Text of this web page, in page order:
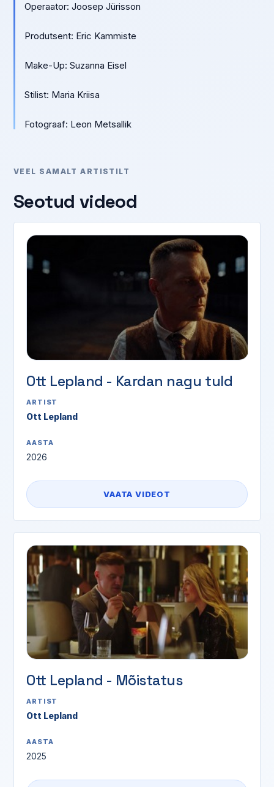
Operaator: Joosep Jürisson
Produtsent: Eric Kammiste
Make-Up: Suzanna Eisel
Stilist: Maria Kriisa
Fotograaf: Leon Metsallik
VEEL SAMALT ARTISTILT
Seotud videod
Ott Lepland - Kardan nagu tuld
ARTIST
Ott Lepland
AASTA
2026
VAATA VIDEOT
Ott Lepland - Mõistatus
ARTIST
Ott Lepland
AASTA
2025